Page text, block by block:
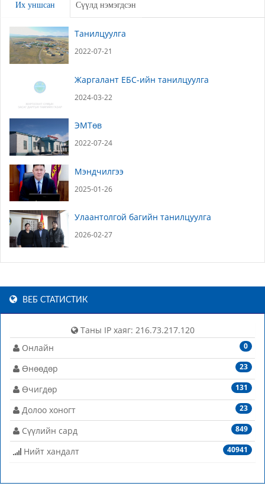
Их уншсан Сүүлд нэмэгдсэн
Танилцуулга
2022-07-21
Жаргалант ЕБС-ийн танилцуулга
2024-03-22
ЭМТөв
2022-07-24
Мэндчилгээ
2025-01-26
Улаантолгой багийн танилцуулга
2026-02-27
ВЕБ СТАТИСТИК
Таны IP хаяг: 216.73.217.120
0
Онлайн
23
Өнөөдөр
131
Өчигдөр
23
Долоо хоногт
849
Сүүлийн сард
40941
Нийт хандалт